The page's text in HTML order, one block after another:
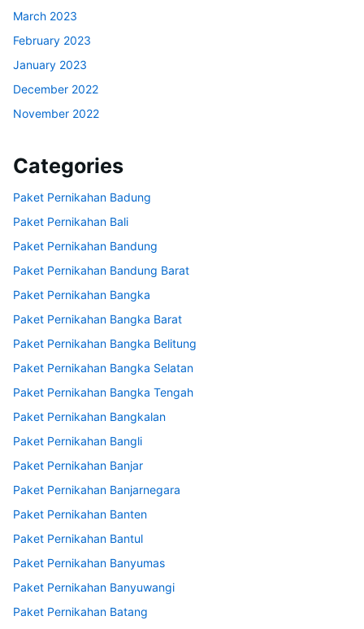
March 2023
February 2023
January 2023
December 2022
November 2022
Categories
Paket Pernikahan Badung
Paket Pernikahan Bali
Paket Pernikahan Bandung
Paket Pernikahan Bandung Barat
Paket Pernikahan Bangka
Paket Pernikahan Bangka Barat
Paket Pernikahan Bangka Belitung
Paket Pernikahan Bangka Selatan
Paket Pernikahan Bangka Tengah
Paket Pernikahan Bangkalan
Paket Pernikahan Bangli
Paket Pernikahan Banjar
Paket Pernikahan Banjarnegara
Paket Pernikahan Banten
Paket Pernikahan Bantul
Paket Pernikahan Banyumas
Paket Pernikahan Banyuwangi
Paket Pernikahan Batang